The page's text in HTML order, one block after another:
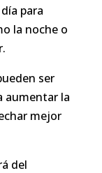
para
la noche o
ser
aumentar la
mejor
del